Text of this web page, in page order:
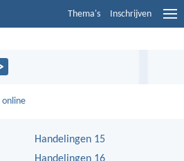
Thema's Inschrijven
online
Handelingen 15